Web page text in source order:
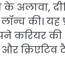
अलावा,
लॉन्च की।
करियर
और